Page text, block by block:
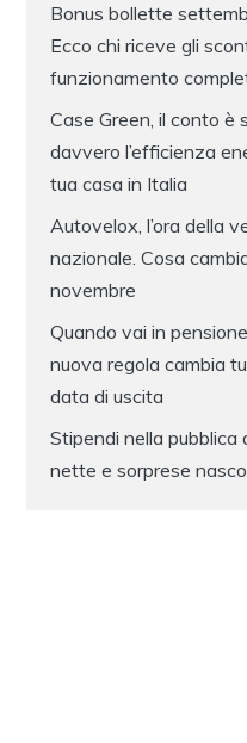
Bonus bollette
Ecco chi riceve gli
funzionamento
Case Green, il conto è
davvero l’efficienza
tua casa in Italia
Autovelox, l’ora della
nazionale. Cosa
novembre
Quando vai in
nuova regola cambia
data di uscita
Stipendi nella pubblica
nette e sorprese